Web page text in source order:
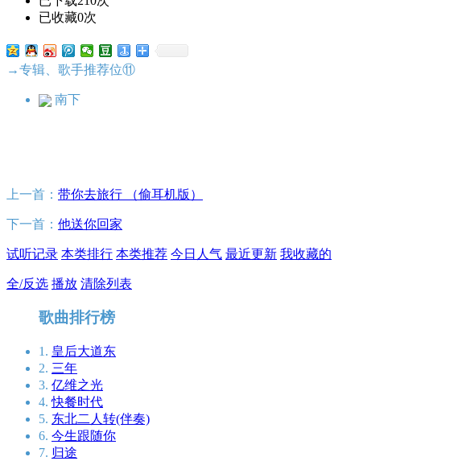
已收藏0次
→专辑、歌手推荐位⑪
南下
上一首： 带你去旅行 （偷耳机版）
下一首： 他送你回家
试听记录 本类排行 本类推荐 今日人气 最近更新 我收藏的
全/反选 播放 清除列表
歌曲排行榜
1. 皇后大道东
2. 三年
3. 亿维之光
4. 快餐时代
5. 东北二人转(伴奏)
6. 今生跟随你
7. 归途